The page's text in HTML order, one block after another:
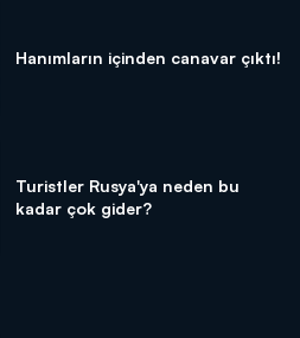
Hanımların içinden canavar çıktı!
Turistler Rusya'ya neden bu
kadar çok gider?